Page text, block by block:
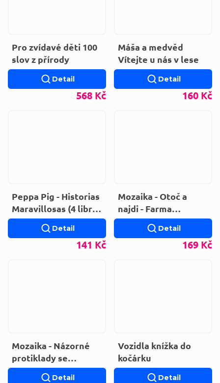
Pro zvídavé děti 100
slov z přírody
568 Kč
Detail
Máša a medvěd
Vítejte u nás v lese
160 Kč
Detail
Peppa Pig - Historias
Maravillosas (4 libros
de historias)
141 Kč
Detail
Mozaika - Otoč a
najdi - Farma
(LEPORELO)
169 Kč
Detail
Mozaika - Názorné
protiklady se
zvířátky
Detail
Vozidla knížka do
kočárku
Detail